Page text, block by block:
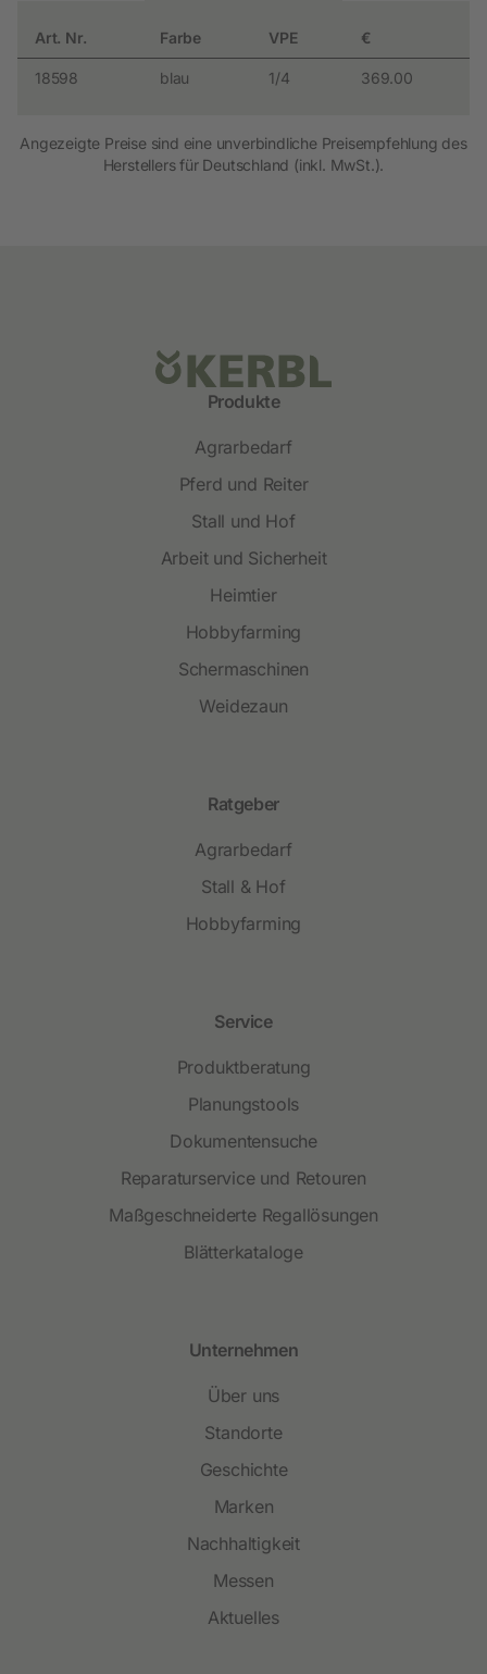
Art. Nr. Farbe VPE €
18598 blau 1/4 369.00
Angezeigte Preise sind eine unverbindliche Preisempfehlung des
Herstellers für Deutschland (inkl. MwSt.).
Produkte
Agrarbedarf
Pferd und Reiter
Stall und Hof
Arbeit und Sicherheit
Heimtier
Hobbyfarming
Schermaschinen
Weidezaun
Ratgeber
Agrarbedarf
Stall & Hof
Hobbyfarming
Service
Produktberatung
Planungstools
Dokumentensuche
Reparaturservice und Retouren
Maßgeschneiderte Regallösungen
Blätterkataloge
Unternehmen
Über uns
Standorte
Geschichte
Marken
Nachhaltigkeit
Messen
Aktuelles